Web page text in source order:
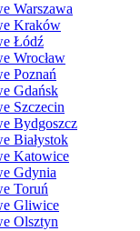
Warszawa
Kraków
Łódź
Wrocław
Poznań
Gdańsk
Szczecin
Bydgoszcz
Białystok
Katowice
Gdynia
Toruń
Gliwice
Olsztyn